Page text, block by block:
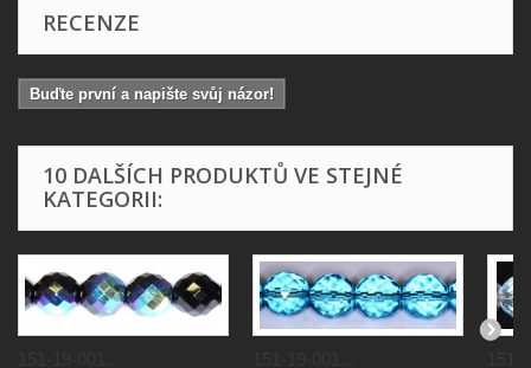
RECENZE
Buďte první a napište svůj názor!
10 DALŠÍCH PRODUKTŮ VE STEJNÉ
KATEGORII: